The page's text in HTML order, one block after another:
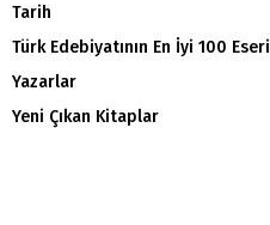
Tarih
Türk Edebiyatının En İyi 100 Eseri
Yazarlar
Yeni Çıkan Kitaplar